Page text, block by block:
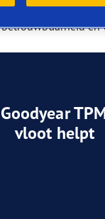
en
en
vloot helpt